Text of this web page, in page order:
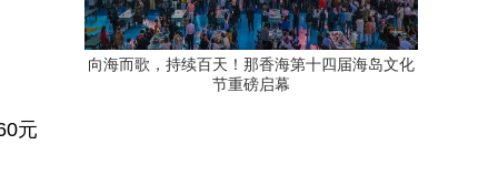
元
向海而歌，持续百天！那香海第十四届海岛文化
节重磅启幕